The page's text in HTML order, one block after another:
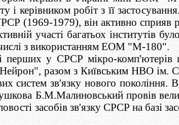
і керівником робіт з її
(1969-1979), він активно сприяв
участі багатьох інститутів
числі з використанням ЕОМ "М-180".
у СРСР мікро-комп'ютерів
разом з Київським НВО ім.
систем зв'язку нового покоління.
Б.М.Малиновський провів
засобів зв'язку СРСР на базі